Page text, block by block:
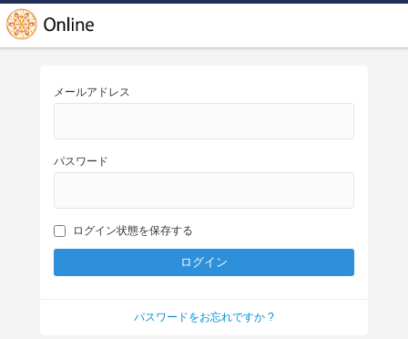
メールアドレス
パスワード
ログイン状態を保存する
パスワードをお忘れですか ?